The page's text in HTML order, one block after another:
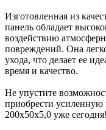
Изготовленная из
панель обладает
воздействию
повреждений. Она
ухода, что делает ее
время и качество.
Не упустите
приобрести усиленную
200х50х5,0 уже сегодня!